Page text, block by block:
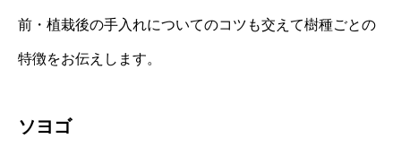
前・植栽後の手入れについてのコツも交えて樹種ごとの
特徴をお伝えします。
ソヨゴ